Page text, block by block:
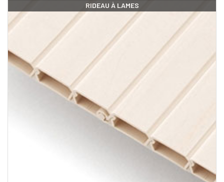
RIDEAU À LAMES